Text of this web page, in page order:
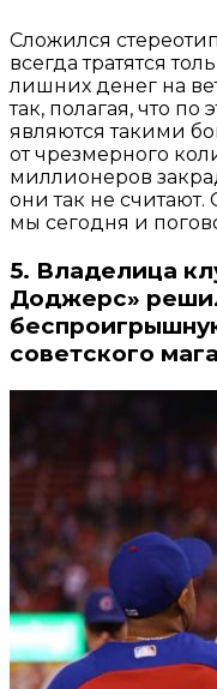
Сложился
всегда тратятся
лишних денег на
так, полагая, что
являются такими
от чрезмерного
миллионеров
они так не считают.
мы сегодня и
5. Владелица
Доджерс»
советского